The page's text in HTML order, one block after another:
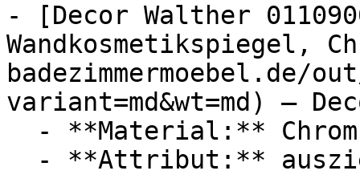
- [Decor Walther
Wandkosmetikspiegel,
badezimmermoebel.de/
variant=md&wt=md) —